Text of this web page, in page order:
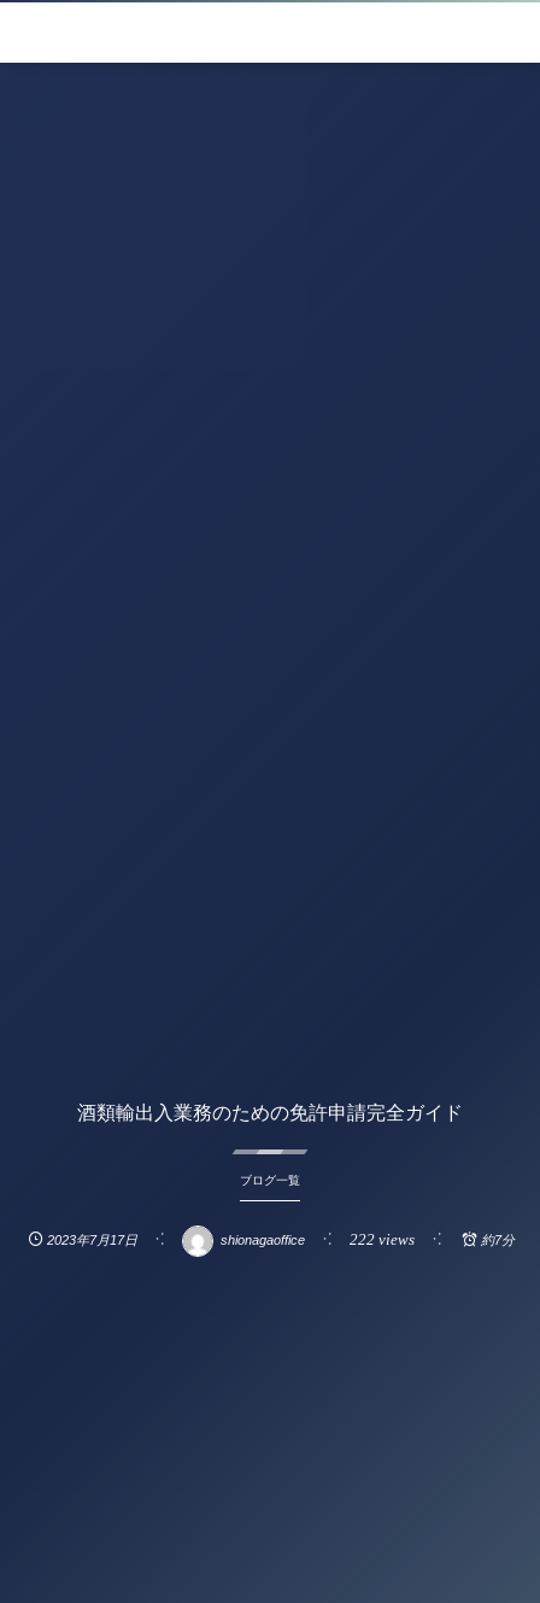
酒類輸出入業務のための免許申請完全ガイド
ブログ一覧
2023年7月17日 shionagaoffice 222 views 約7分